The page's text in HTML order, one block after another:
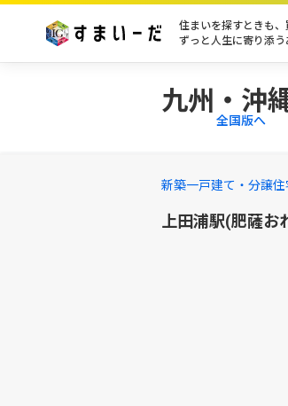
住まいを探すときも、
ずっと人生に寄り添う
九州・沖
全国版へ
新築一戸建て・分譲
上田浦駅(肥薩お